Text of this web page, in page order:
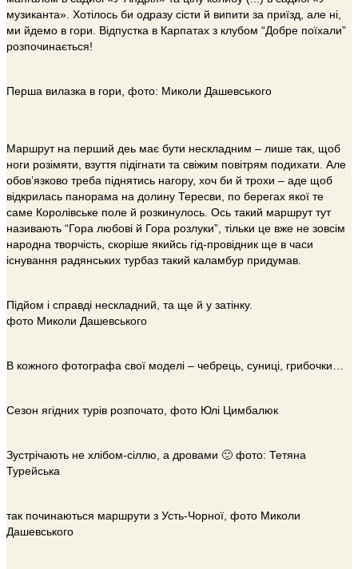
музиканта». Хотілось би одразу сісти й випити за приїзд, але ні,
ми йдемо в гори. Відпустка в Карпатах з клубом “Добре поїхали”
розпочинається!
Перша вилазка в гори, фото: Миколи Дашевського
Маршрут на перший деь має бути нескладним – лише так, щоб
ноги розімяти, взуття підігнати та свіжим повітрям подихати. Але
обов’язково треба піднятись нагору, хоч би й трохи – аде щоб
відкрилась панорама на долину Тересви, по берегах якої те
саме Королівське поле й розкинулось. Ось такий маршрут тут
називають “Гора любові й Гора розлуки”, тільки це вже не зовсім
народна творчість, скоріше якийсь гід-провідник ще в часи
існування радянських турбаз такий каламбур придумав.
Підйом і справді нескладний, та ще й у затінку.
фото Миколи Дашевського
В кожного фотографа свої моделі – чебрець, суниці, грибочки…
Сезон ягідних турів розпочато, фото Юлі Цимбалюк
Зустрічають не хлібом-сіллю, а дровами 🙂 фото: Тетяна
Турейська
так починаються маршрути з Усть-Чорної, фото Миколи
Дашевського